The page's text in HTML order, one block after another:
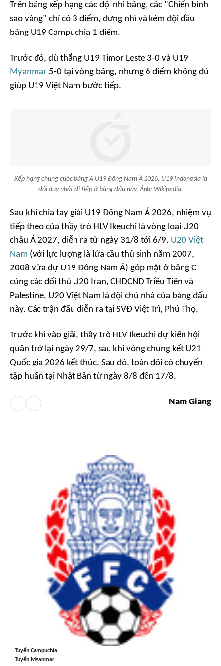
Trên bảng xếp hạng các đội nhì bảng, các "Chiến binh
sao vàng" chỉ có 3 điểm, đứng nhì và kém đội đầu
bảng U19 Campuchia 1 điểm.
Trước đó, dù thắng U19 Timor Leste 3-0 và U19
Myanmar 5-0 tại vòng bảng, nhưng 6 điểm không đủ
giúp U19 Việt Nam bước tiếp.
Xếp hạng chung cuộc bảng A U19 Đông Nam Á 2026, U19 Indonesia là
đội duy nhất đi tiếp ở bảng đấu này. Ảnh: Wikipedia.
Sau khi chia tay giải U19 Đông Nam Á 2026, nhiệm vụ
tiếp theo của thầy trò HLV Ikeuchi là vòng loại U20
châu Á 2027, diễn ra từ ngày 31/8 tới 6/9. U20 Việt
Nam (với lực lượng là lứa cầu thủ sinh năm 2007,
2008 vừa dự U19 Đông Nam Á) góp mặt ở bảng C
cùng các đối thủ U20 Iran, CHDCND Triều Tiên và
Palestine. U20 Việt Nam là đội chủ nhà của bảng đấu
này. Các trận đấu diễn ra tại SVĐ Việt Trì, Phú Thọ.
Trước khi vào giải, thầy trò HLV Ikeuchi dự kiến hội
quân trở lại ngày 29/7, sau khi vòng chung kết U21
Quốc gia 2026 kết thúc. Sau đó, toàn đội có chuyến
tập huấn tại Nhật Bản từ ngày 8/8 đến 17/8.
Nam Giang
Tuyển Campuchia
Tuyển Myanmar